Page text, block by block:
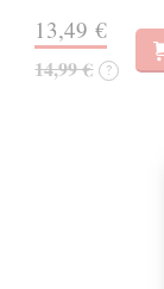
13,49 €
14,99 € ?